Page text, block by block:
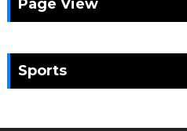
Page View
Sports